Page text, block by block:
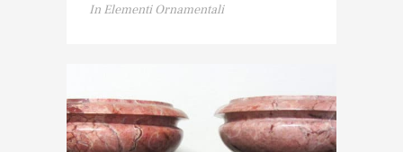
In Elementi Ornamentali